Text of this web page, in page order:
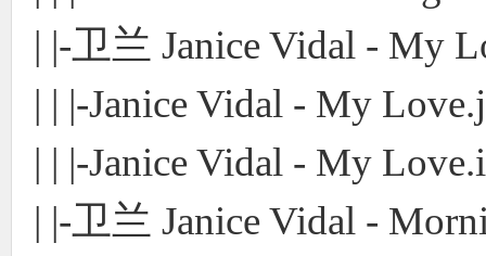
| |-卫兰 Janice Vidal - My
| | |-Janice Vidal - My
| | |-Janice Vidal - My
| |-卫兰 Janice Vidal -